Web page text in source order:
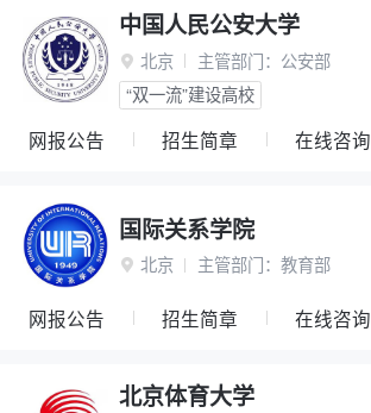
中国人民公安大学
 北京 主管部门： 公安部
“双一流”建设高校
网报公告 招生简章 在线咨询
国际关系学院
 北京 主管部门： 教育部
网报公告 招生简章 在线咨询
北京体育大学